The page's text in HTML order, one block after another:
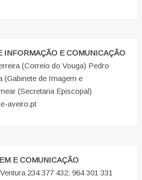
INFORMAÇÃO E COMUNICAÇÃO
(Correio do Vouga) Pedro
(Gabinete de Imagem e
(Secretaria Episcopal)
aveiro.pt
E COMUNICAÇÃO
234 377 432; 964 301 331